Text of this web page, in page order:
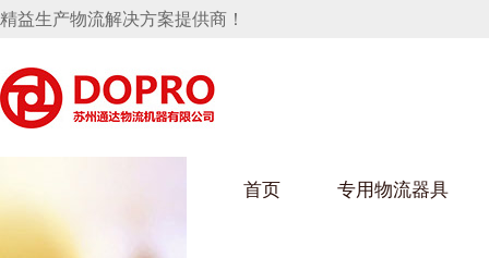
精益生产物流解决方案提供商！
首页 专用物流器具